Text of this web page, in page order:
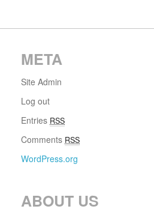
META
Site Admin
Log out
Entries RSS
Comments RSS
WordPress.org
ABOUT US